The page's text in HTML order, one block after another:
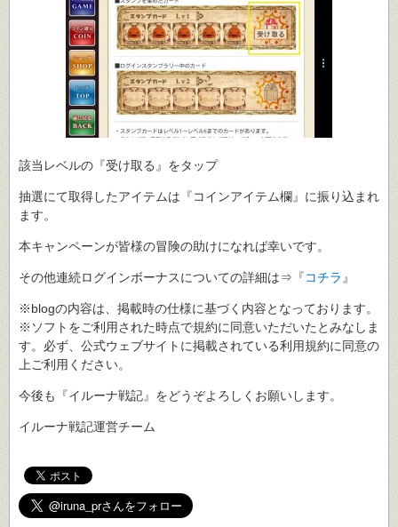
該当レベルの『受け取る』をタップ
抽選にて取得したアイテムは『コインアイテム欄』に振り込まれ
ます。
本キャンペーンが皆様の冒険の助けになれば幸いです。
その他連続ログインボーナスについての詳細は⇒『コチラ 』
※blogの内容は、掲載時の仕様に基づく内容となっております。
※ソフトをご利用された時点で規約に同意いただいたとみなしま
す。必ず、公式ウェブサイトに掲載されている利用規約に同意の
上ご利用ください。
今後も『イルーナ戦記』をどうぞよろしくお願いします。
イルーナ戦記運営チーム